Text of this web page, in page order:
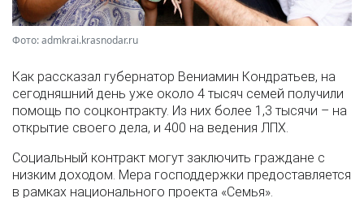
Фото: admkrai.krasnodar.ru
Как рассказал губернатор Вениамин Кондратьев, на
сегодняшний день уже около 4 тысяч семей получили
помощь по соцконтракту. Из них более 1,3 тысячи – на
открытие своего дела, и 400 на ведения ЛПХ.
Социальный контракт могут заключить граждане с
низким доходом. Мера господдержки предоставляется
в рамках национального проекта «Семья».